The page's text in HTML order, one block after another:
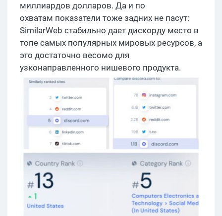
миллиардов долларов. Да и по
охватам показатели тоже задних не пасут:
SimilarWeb стабильно дает дискорду место в
топе самых популярных мировых ресурсов, а
это достаточно весомо для
узконаправленного нишевого продукта.